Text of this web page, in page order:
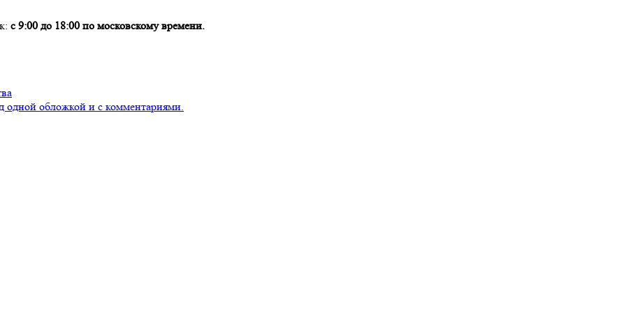
с 9:00 до 18:00 по московскому времени.
одной обложкой и с комментариями.